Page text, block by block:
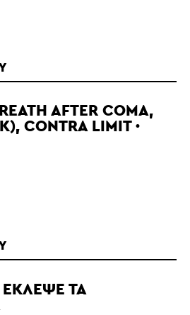
AFTER COMA,
CONTRA LIMIT ·
ΈΚΛΕΨΕ ΤΑ